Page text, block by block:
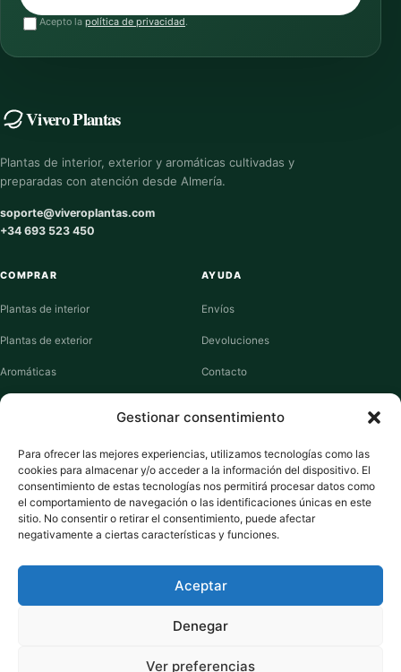
Gestionar consentimiento
Para ofrecer las mejores experiencias, utilizamos tecnologías como las
cookies para almacenar y/o acceder a la información del dispositivo. El
consentimiento de estas tecnologías nos permitirá procesar datos como
el comportamiento de navegación o las identificaciones únicas en este
sitio. No consentir o retirar el consentimiento, puede afectar
negativamente a ciertas características y funciones.
Aceptar
Denegar
Ver preferencias
Acepto la política de privacidad.
Vivero Plantas
Plantas de interior, exterior y aromáticas cultivadas y
preparadas con atención desde Almería.
soporte@viveroplantas.com
+34 693 523 450
COMPRAR
Plantas de interior
Plantas de exterior
Aromáticas
Suculentas
AYUDA
Envíos
Devoluciones
Contacto
VIVERO PLANTAS
Sobre nosotros
Puntos y recompensas
Cookies